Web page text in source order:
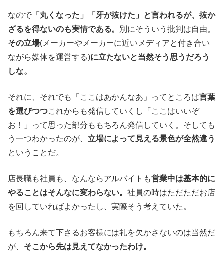
なので 「丸くなった」「牙が抜けた」と言われるが、抜か
ざるを得ないのも実情である。
別にそういう批判は自由。
その立場(メーカーやメーカーに近いメディアと付き合い
ながら媒体を運営する)に立たないと当然そう思うだろう
しな。
それに、それでも「ここはあかんなあ」ってところは言葉
を選びつつこれからも発信していくし「ここはいいぞ
お！」って思った部分ももちろん発信していく。そしても
う一つわかったのが、 立場によって見える景色が全然違う
ということだ。
店長職も社員も、なんならアルバイトも営業中は基本的に
やることはそんなに変わらない。 社員の時はただただお店
を回していればよかったし、実際そう考えていた。
もちろん来て下さるお客様には礼を欠かさないのは当然だ
が、 そこから先は見えてなかったわけ。